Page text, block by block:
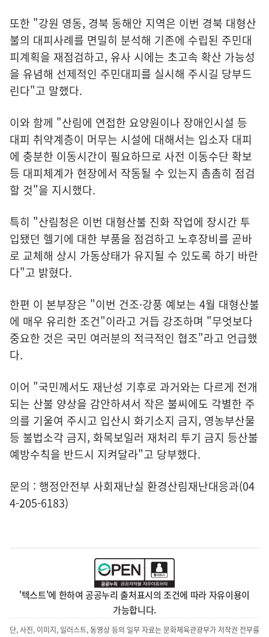
또한 "강원 영동, 경북 동해안 지역은 이번 경북 대형산
불의 대피사례를 면밀히 분석해 기존에 수립된 주민대
피계획을 재점검하고, 유사 시에는 초고속 확산 가능성
을 유념해 선제적인 주민대피를 실시해 주시길 당부드
린다"고 말했다.
이와 함께 "산림에 연접한 요양원이나 장애인시설 등
대피 취약계층이 머무는 시설에 대해서는 입소자 대피
에 충분한 이동시간이 필요하므로 사전 이동수단 확보
등 대피체계가 현장에서 작동될 수 있는지 촘촘히 점검
할 것"을 지시했다.
특히 "산림청은 이번 대형산불 진화 작업에 장시간 투
입됐던 헬기에 대한 부품을 점검하고 노후장비를 곧바
로 교체해 상시 가동상태가 유지될 수 있도록 하기 바란
다"고 밝혔다.
한편 이 본부장은 "이번 건조·강풍 예보는 4월 대형산불
에 매우 유리한 조건"이라고 거듭 강조하며 "무엇보다
중요한 것은 국민 여러분의 적극적인 협조"라고 언급했
다.
이어 "국민께서도 재난성 기후로 과거와는 다르게 전개
되는 산불 양상을 감안하셔서 작은 불씨에도 각별한 주
의를 기울여 주시고 입산시 화기소지 금지, 영농부산물
등 불법소각 금지, 화목보일러 재처리 투기 금지 등산불
예방수칙을 반드시 지켜달라"고 당부했다.
문의 : 행정안전부 사회재난실 환경산림재난대응과(04
4-205-6183)
'텍스트'에 한하여 공공누리 출처표시의 조건에 따라 자유이용이
가능합니다.
단, 사진, 이미지, 일러스트, 동영상 등의 일부 자료는 문화체육관광부가 저작권 전부를